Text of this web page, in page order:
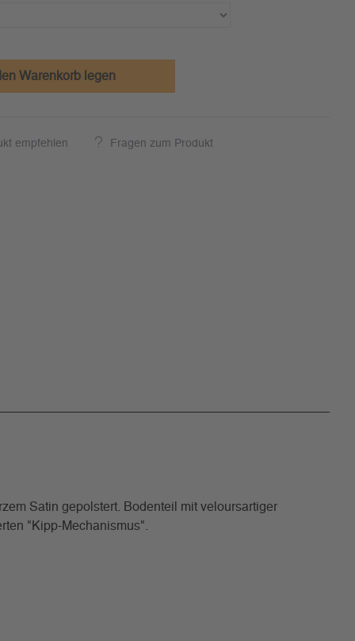
Warenkorb legen
empfehlen Fragen zum Produkt
Satin gepolstert. Bodenteil mit veloursartiger
"Kipp-Mechanismus".